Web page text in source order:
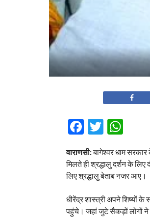
Facebook
Twitter
वाराणसी:बागेश्वर धाम
मिलते ही श्रद्धालु दर्शन के
लिए श्रद्धालु बेताब नजर आए।
धीरेंद्र शास्त्री अपने शिष्यों
पहुंचे। जहां जुटे सैकड़ों लोगों ने